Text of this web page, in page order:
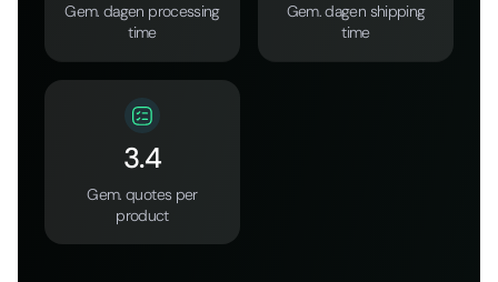
Gem. dagen processing
time
Gem. dagen shipping
time
3.4
Gem. quotes per
product